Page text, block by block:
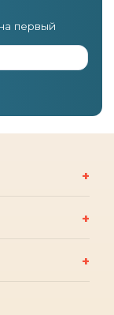
первый